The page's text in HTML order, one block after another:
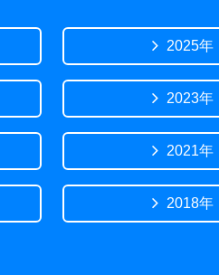
2025年
2023年
2021年
2018年